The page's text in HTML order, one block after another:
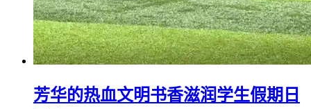
芳华的热血文明书香滋润学生假期日